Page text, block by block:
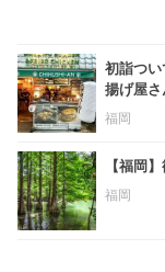
初詣つ
揚げ屋さ
福岡
【福岡
福岡